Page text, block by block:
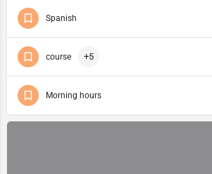
Spanish
course +5
Morning hours